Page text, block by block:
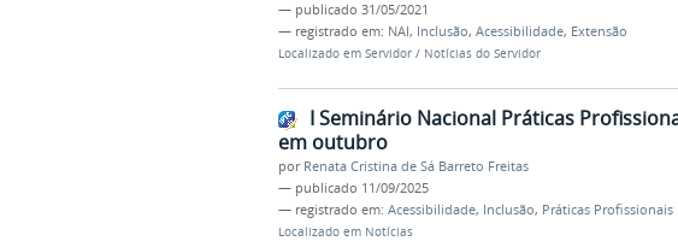
— publicado 31/05/2021
— registrado em: NAI, Inclusão, Acessibilidade, Extensão
Localizado em Servidor / Notícias do Servidor
I Seminário Nacional Práticas
em outubro
por Renata Cristina de Sá Barreto Freitas
— publicado 11/09/2025
— registrado em: Acessibilidade, Inclusão, Práticas Profissionais
Localizado em Notícias